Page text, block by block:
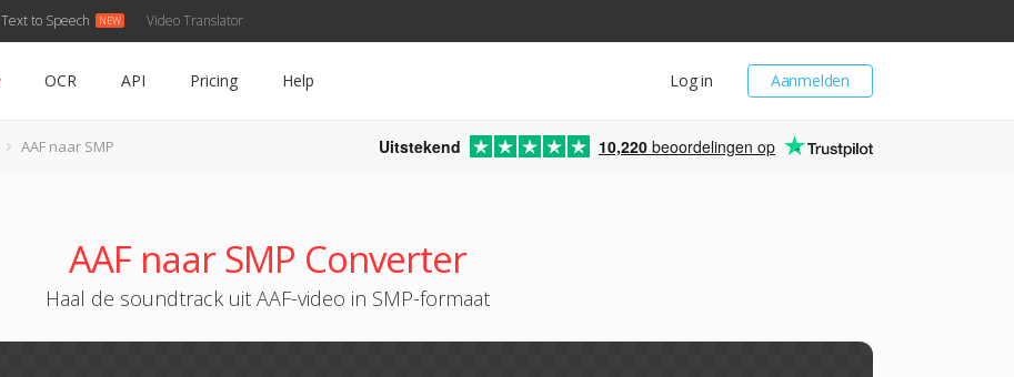
Text to Speech Video Translator
Aanmelden
Log in
OCR API Pricing Help
AAF naar SMP Uitstekend 10,220 beoordelingen op
AAF naar SMP Converter
Haal de soundtrack uit AAF-video in SMP-formaat